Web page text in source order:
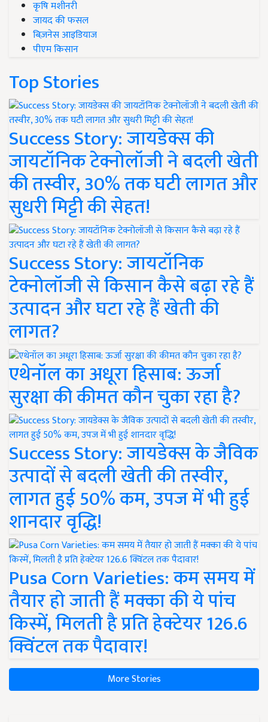
कृषि मशीनरी
जायद की फसल
बिज़नेस आइडियाज
पीएम किसान
Top Stories
Success Story: जायडेक्स की
जायटॉनिक टेक्नोलॉजी ने बदली खेती
की तस्वीर, 30% तक घटी लागत और
सुधरी मिट्टी की सेहत!
Success Story: जायटॉनिक
टेक्नोलॉजी से किसान कैसे बढ़ा रहे हैं
उत्पादन और घटा रहे हैं खेती की
लागत?
एथेनॉल का अधूरा हिसाब: ऊर्जा
सुरक्षा की कीमत कौन चुका रहा है?
Success Story: जायडेक्स के जैविक
उत्पादों से बदली खेती की तस्वीर,
लागत हुई 50% कम, उपज में भी हुई
शानदार वृद्धि!
Pusa Corn Varieties: कम समय में
तैयार हो जाती हैं मक्का की ये पांच
किस्में, मिलती है प्रति हेक्टेयर 126.6
क्विंटल तक पैदावार!
More Stories